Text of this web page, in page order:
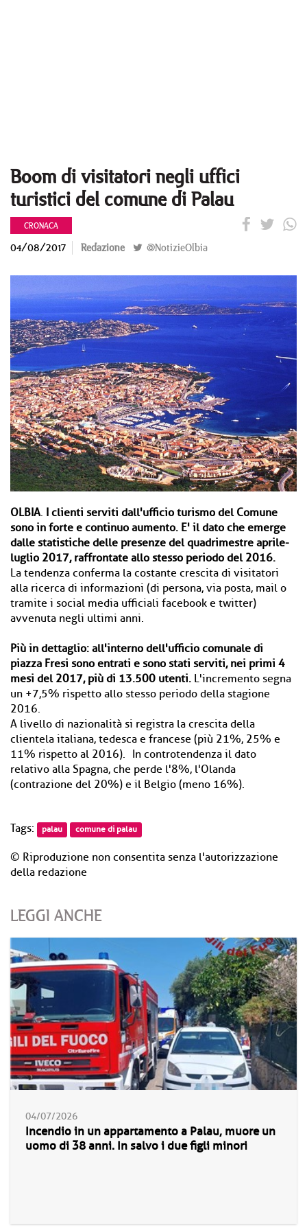
Boom di visitatori negli uffici
turistici del comune di Palau
CRONACA
04/08/2017 Redazione @NotizieOlbia
OLBIA. I clienti serviti dall'ufficio turismo del Comune
sono in forte e continuo aumento. E' il dato che emerge
dalle statistiche delle presenze del quadrimestre aprile-
luglio 2017, raffrontate allo stesso periodo del 2016.
La tendenza conferma la costante crescita di visitatori
alla ricerca di informazioni (di persona, via posta, mail o
tramite i social media ufficiali facebook e twitter)
avvenuta negli ultimi anni.
Più in dettaglio: all'interno dell'ufficio comunale di
piazza Fresi sono entrati e sono stati serviti, nei primi 4
mesi del 2017, più di 13.500 utenti. L'incremento segna
un +7,5% rispetto allo stesso periodo della stagione
2016.
A livello di nazionalità si registra la crescita della
clientela italiana, tedesca e francese (più 21%, 25% e
11% rispetto al 2016). In controtendenza il dato
relativo alla Spagna, che perde l'8%, l'Olanda
(contrazione del 20%) e il Belgio (meno 16%).
Tags: palau comune di palau
© Riproduzione non consentita senza l'autorizzazione
della redazione
LEGGI ANCHE
04/07/2026
Incendio in un appartamento a Palau, muore un
uomo di 38 anni. In salvo i due figli minori